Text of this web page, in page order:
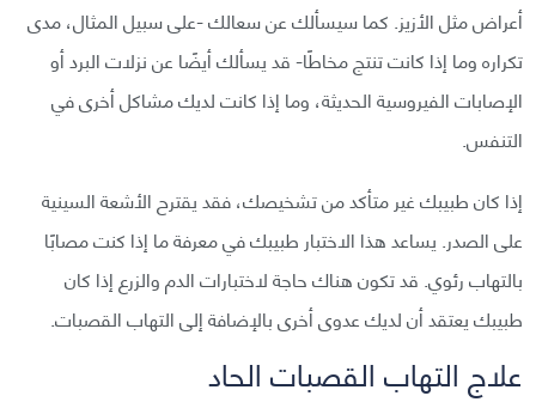
أعراض مثل الأزيز. كما سيسألك عن سعالك -على سبيل المثال، مدى
تكراره وما إذا كانت تنتج مخاطًا- قد يسألك أيضًا عن نزلات البرد أو
الإصابات الفيروسية الحديثة، وما إذا كانت لديك مشاكل أخرى في
التنفس.
إذا كان طبيبك غير متأكد من تشخيصك، فقد يقترح الأشعة السينية
على الصدر. يساعد هذا الاختبار طبيبك في معرفة ما إذا كنت مصابًا
بالتهاب رئوي. قد تكون هناك حاجة لاختبارات الدم والزرع إذا كان
طبيبك يعتقد أن لديك عدوى أخرى بالإضافة إلى التهاب القصبات.
علاج التهاب القصبات الحاد